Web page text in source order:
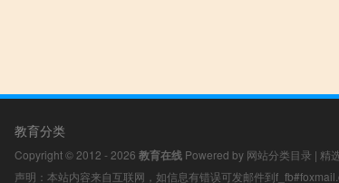
教育分类
Copyright © 2012 - 2026 教育在线 Powered by 网站分类目录 | 精
声明：本站内容来自互联网，如信息有错误可发邮件到